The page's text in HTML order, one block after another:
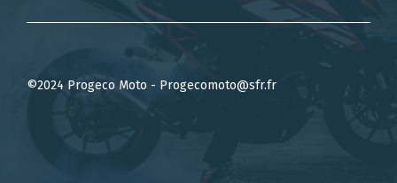
©2024 Progeco Moto - Progecomoto@sfr.fr